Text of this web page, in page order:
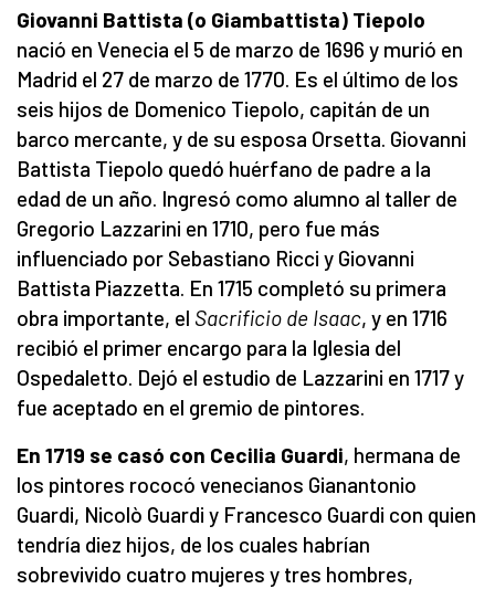
Giovanni Battista (o Giambattista) Tiepolo
nació en Venecia el 5 de marzo de 1696 y murió en
Madrid el 27 de marzo de 1770. Es el último de los
seis hijos de Domenico Tiepolo, capitán de un
barco mercante, y de su esposa Orsetta. Giovanni
Battista Tiepolo quedó huérfano de padre a la
edad de un año. Ingresó como alumno al taller de
Gregorio Lazzarini en 1710, pero fue más
influenciado por Sebastiano Ricci y Giovanni
Battista Piazzetta. En 1715 completó su primera
obra importante, el Sacrificio de Isaac, y en 1716
recibió el primer encargo para la Iglesia del
Ospedaletto. Dejó el estudio de Lazzarini en 1717 y
fue aceptado en el gremio de pintores.
En 1719 se casó con Cecilia Guardi, hermana de
los pintores rococó venecianos Gianantonio
Guardi, Nicolò Guardi y Francesco Guardi con quien
tendría diez hijos, de los cuales habrían
sobrevivido cuatro mujeres y tres hombres,